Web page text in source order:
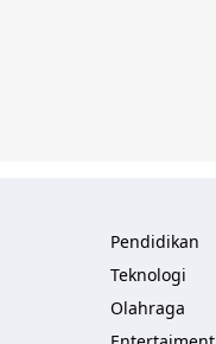
Pendidikan
Teknologi
Olahraga